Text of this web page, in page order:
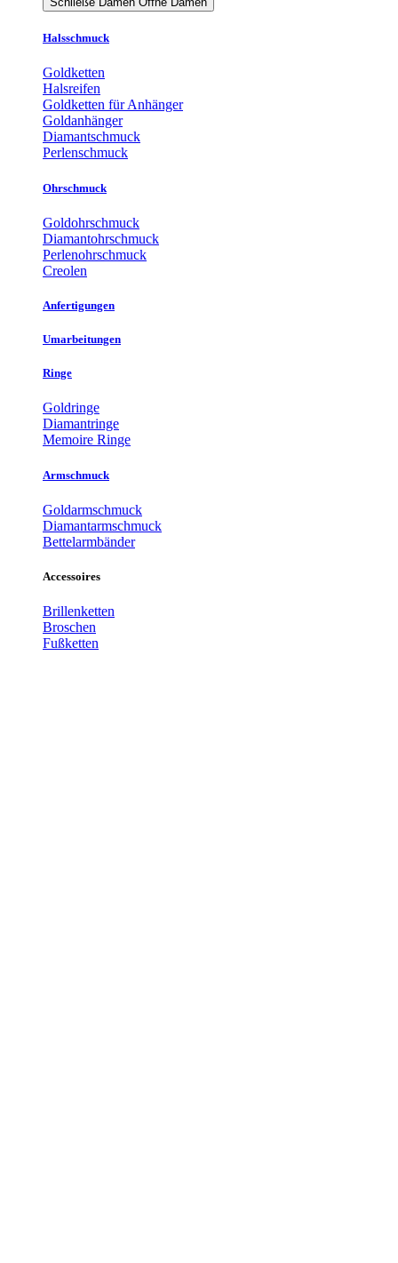
Halsschmuck
Goldketten
Halsreifen
Goldketten für Anhänger
Goldanhänger
Diamantschmuck
Perlenschmuck
Ohrschmuck
Goldohrschmuck
Diamantohrschmuck
Perlenohrschmuck
Creolen
Anfertigungen
Umarbeitungen
Ringe
Goldringe
Diamantringe
Memoire Ringe
Armschmuck
Goldarmschmuck
Diamantarmschmuck
Bettelarmbänder
Accessoires
Brillenketten
Broschen
Fußketten